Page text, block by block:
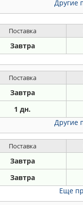
Другие
Поставка
Завтра
Поставка
Завтра
1 дн.
Другие
Поставка
Завтра
Завтра
Еще